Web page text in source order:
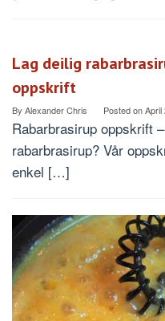
Lag deilig
oppskrift
By Alexander Chris Posted onApril
Rabarbrasirup oppskrift
rabarbrasirup? Vår
enkel […]